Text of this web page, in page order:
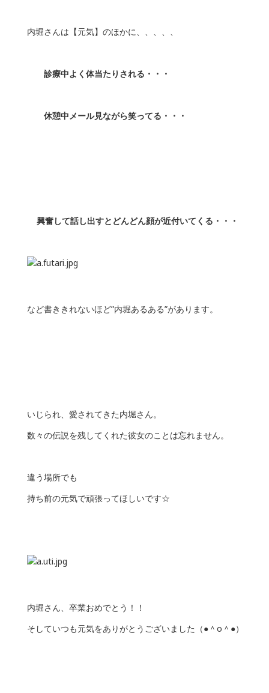
内堀さんは【元気】のほかに、、、、、
診療中よく体当たりされる・・・
休憩中メール見ながら笑ってる・・・
興奮して話し出すとどんどん顔が近付いてくる・・・
など書ききれないほど”内堀あるある”があります。
いじられ、愛されてきた内堀さん。
数々の伝説を残してくれた彼女のことは忘れません。
違う場所でも
持ち前の元気で頑張ってほしいです☆
内堀さん、卒業おめでとう！！
そしていつも元気をありがとうございました（●＾o＾●）